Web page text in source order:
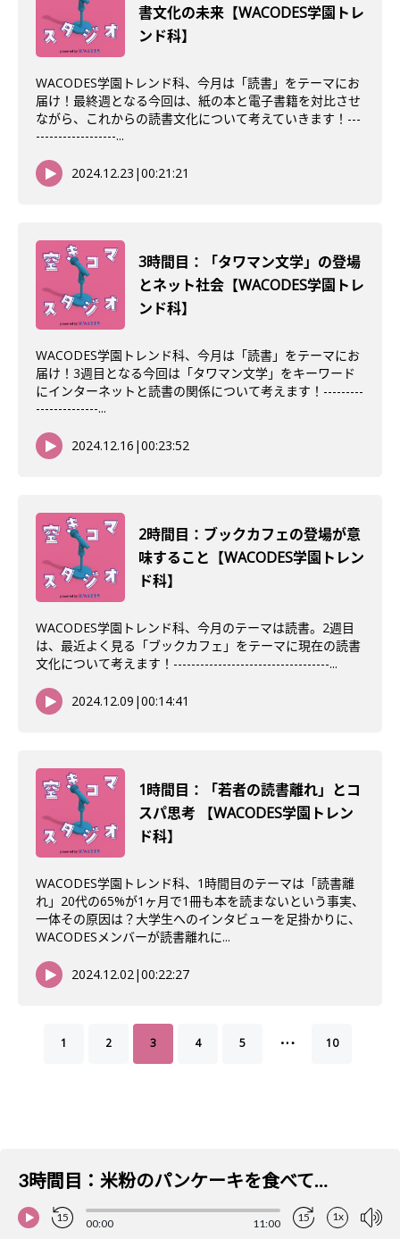
書文化の未来【WACODES学園トレ
ンド科】
WACODES学園トレンド科、今月は「読書」をテーマにお
届け！最終週となる今回は、紙の本と電子書籍を対比させ
ながら、これからの読書文化について考えていきます！---
------------------...
2024.12.23 |00:21:21
3時間目：「タワマン文学」の登場
とネット社会【WACODES学園トレ
ンド科】
WACODES学園トレンド科、今月は「読書」をテーマにお
届け！3週目となる今回は「タワマン文学」をキーワード
にインターネットと読書の関係について考えます！---------
--------------...
2024.12.16 |00:23:52
2時間目：ブックカフェの登場が意
味すること【WACODES学園トレン
ド科】
WACODES学園トレンド科、今月のテーマは読書。2週目
は、最近よく見る「ブックカフェ」をテーマに現在の読書
文化について考えます！-----------------------------------...
2024.12.09 |00:14:41
1時間目：「若者の読書離れ」とコ
スパ思考 【WACODES学園トレン
ド科】
WACODES学園トレンド科、1時間目のテーマは「読書離
れ」20代の65%が1ヶ月で1冊も本を読まないという事実、
一体その原因は？大学生へのインタビューを足掛かりに、
WACODESメンバーが読書離れに...
2024.12.02|00:22:27
1 2 3 4 5 … 10
3時間目：米粉のパンケーキを食べてみよう！
15 00:00 11:00 15 1x